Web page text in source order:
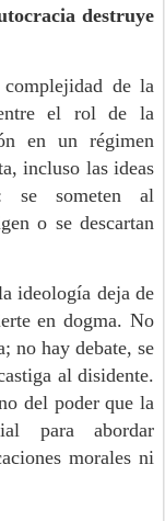
destruye
de la
el rol de la
en un régimen
incluso las ideas
se someten al
o se descartan
ideología deja de
en dogma. No
no hay debate, se
al disidente.
del poder que la
para abordar
morales ni